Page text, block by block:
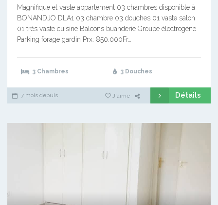
Magnifique et vaste appartement 03 chambres disponible à
BONANDJO DLA1 03 chambre 03 douches 01 vaste salon
01 très vaste cuisine Balcons buanderie Groupe électrogène
Parking forage gardin Prx: 850.000Fr…
3 Chambres 3 Douches
7 mois depuis J'aime Détails